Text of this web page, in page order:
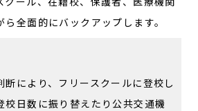
全面的にバックアップします。
断により、フリースクールに登校し
校日数に振り替えたり公共交通機